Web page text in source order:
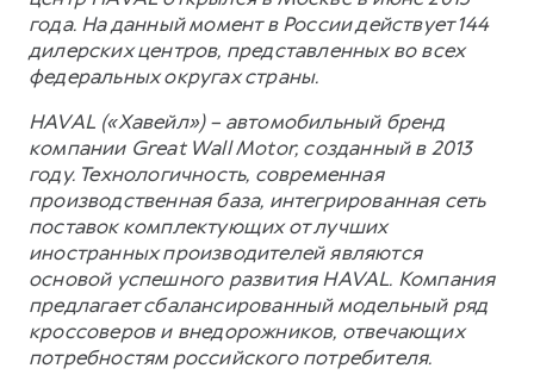
года. На данный момент в России действует 144
дилерских центров, представленных во всех
федеральных округах страны.
HAVAL («Хавейл») – автомобильный бренд
компании Great Wall Motor, созданный в 2013
году. Технологичность, современная
производственная база, интегрированная сеть
поставок комплектующих от лучших
иностранных производителей являются
основой успешного развития HAVAL. Компания
предлагает сбалансированный модельный ряд
кроссоверов и внедорожников, отвечающих
потребностям российского потребителя.